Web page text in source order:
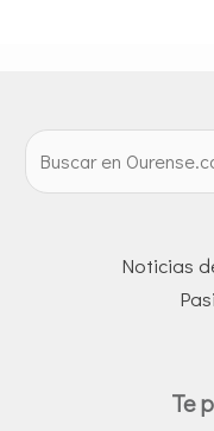
Noticias
Te